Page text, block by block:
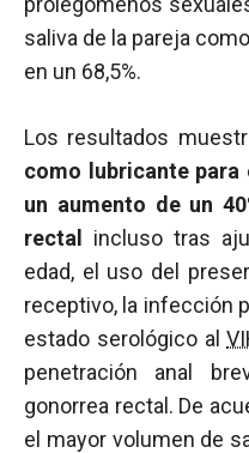
saliva de la pareja
en un 68,5%.
Los resultados
como lubricante para
un aumento de un
rectal incluso tras
edad, el uso del
receptivo, la infección
estado serológico al
penetración anal
gonorrea rectal. De
el mayor volumen de